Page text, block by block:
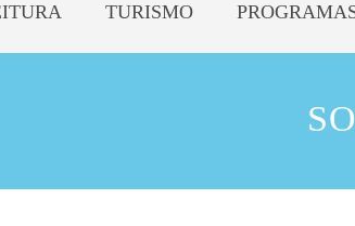
TURISMO